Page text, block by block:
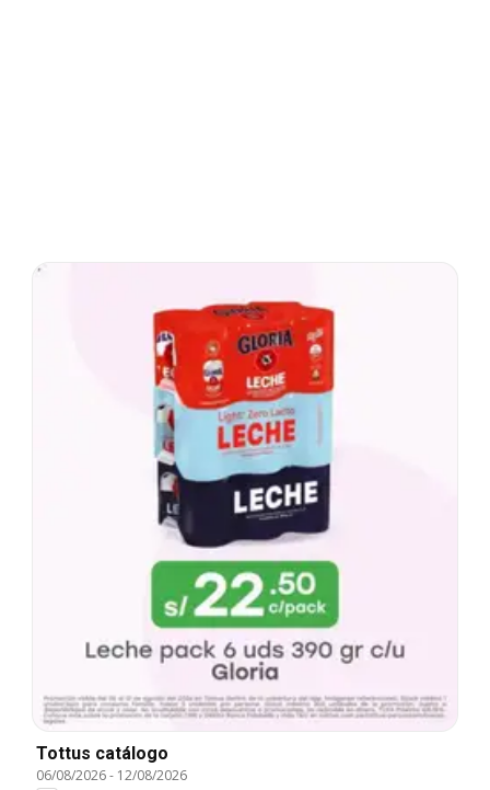
Tottus catálogo
06/08/2026- 12/08/2026